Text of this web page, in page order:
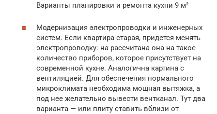
Варианты планировки и ремонта кухни 9 м²
Модернизация электропроводки и инженерных
систем. Если квартира старая, придется менять
электропроводку: на рассчитана она на такое
количество приборов, которое присутствует на
современной кухне. Аналогична картина с
вентиляцией. Для обеспечения нормального
микроклимата необходима мощная вытяжка, а
под нее желательно вывести вентканал. Тут два
варианта — или плиту ставить вблизи от